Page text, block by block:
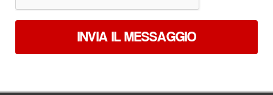
INVIA IL MESSAGGIO